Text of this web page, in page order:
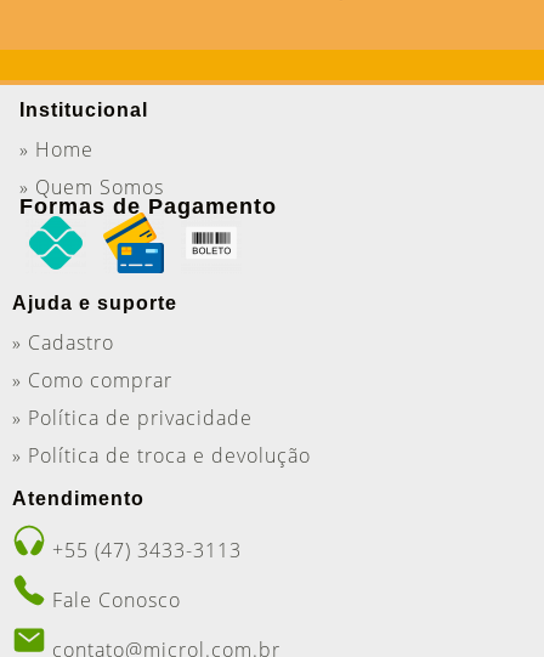
Institucional
» Home
» Quem Somos
Formas de Pagamento
Ajuda e suporte
» Cadastro
» Como comprar
» Política de privacidade
» Política de troca e devolução
Atendimento
+55 (47) 3433-3113
Fale Conosco
contato@microl.com.br